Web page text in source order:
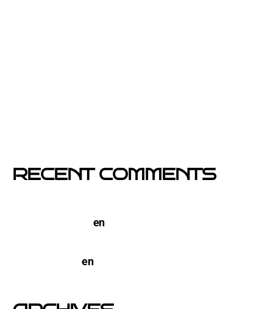
RECENT COMMENTS
en
en